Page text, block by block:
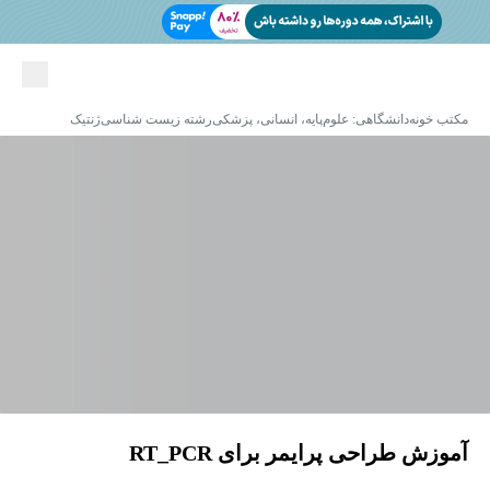
مکتب خونهدانشگاهی: علوم‌پایه، انسانی، پزشکیرشته زیست شناسیژنتیک
آموزش طراحی پرایمر برای RT_PCR